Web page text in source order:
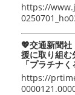
https://
💖交通新聞
援に取り組む
「プラチナ
https://